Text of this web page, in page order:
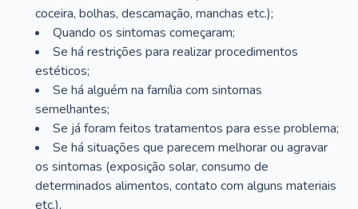
coceira, bolhas, descamação, manchas etc.);
Quando os sintomas começaram;
Se há restrições para realizar procedimentos
estéticos;
Se há alguém na família com sintomas
semelhantes;
Se já foram feitos tratamentos para esse problema;
Se há situações que parecem melhorar ou agravar
os sintomas (exposição solar, consumo de
determinados alimentos, contato com alguns materiais
etc.).